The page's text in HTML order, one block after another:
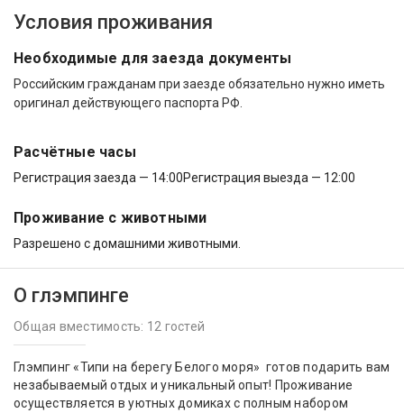
Условия проживания
Необходимые для заезда документы
Российским гражданам при заезде обязательно нужно иметь
оригинал действующего паспорта РФ.
Расчётные часы
Регистрация заезда — 14:00Регистрация выезда — 12:00
Проживание с животными
Разрешено с домашними животными.
О глэмпинге
Общая вместимость: 12 гостей
Глэмпинг «Типи на берегу Белого моря» готов подарить вам
незабываемый отдых и уникальный опыт! Проживание
осуществляется в уютных домиках с полным набором